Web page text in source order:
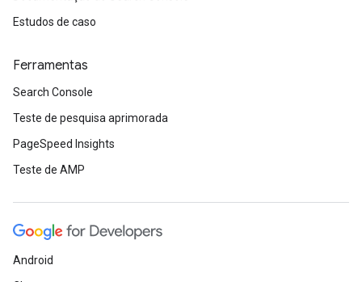
Estudos de caso
Ferramentas
Search Console
Teste de pesquisa aprimorada
PageSpeed Insights
Teste de AMP
Android